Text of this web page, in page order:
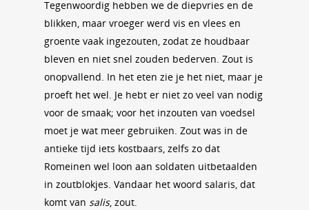
Tegenwoordig hebben we de diepvries en de
blikken, maar vroeger werd vis en vlees en
groente vaak ingezouten, zodat ze houdbaar
bleven en niet snel zouden bederven. Zout is
onopvallend. In het eten zie je het niet, maar je
proeft het wel. Je hebt er niet zo veel van nodig
voor de smaak; voor het inzouten van voedsel
moet je wat meer gebruiken. Zout was in de
antieke tijd iets kostbaars, zelfs zo dat
Romeinen wel loon aan soldaten uitbetaalden
in zoutblokjes. Vandaar het woord salaris, dat
komt van salis, zout.